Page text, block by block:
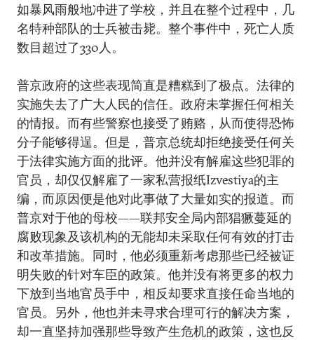
如暴风雨般地冲进了学校，并且在整个过程中，几
名特种部队的士兵被击毙。整个事件中，死亡人质
数目超过了330人。
普京政府的这些表现简直是糟糕到了极点。法律的
实施失去了广大人民的信任。政府未掌握任何相关
的情报。而有些警察也接受了贿赂，从而使得恐怖
分子能够得逞。但是，普京总统却拒绝接受任何关
于法律实施方面的批评。他并没有解雇这些犯罪的
官员，却仅仅解雇了一家私营报纸Izvestiya的主
编，而原因便是他对此事做了大量如实的报道。而
普京对于他的母校——联邦安全局内部猖獗蔓延的
腐败现象及该机构的无能却未采取任何有效的打击
和改革措施。同时，他必须重新考虑那些已经被证
明失败的针对车臣的政策。他并没有将更多的权力
下放到当地官员手中，相反却要求直接任命当地的
官员。另外，他也并未寻求合理可行的解决方案，
却一直坚持加强那些导致产生危机的政策，这也反